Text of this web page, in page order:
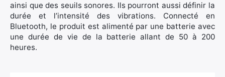
ainsi que des seuils sonores. Ils pourront aussi définir la
durée et l’intensité des vibrations. Connecté en
Bluetooth, le produit est alimenté par une batterie avec
une durée de vie de la batterie allant de 50 à 200
heures.